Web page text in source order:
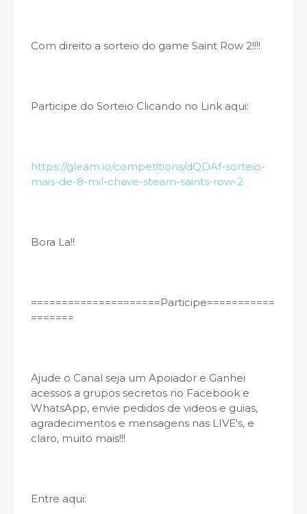
Com direito a sorteio do game Saint Row 2!!!!
Participe do Sorteio Clicando no Link aqui:
https://gleam.io/competitions/dQDAf-sorteio-
mais-de-8-mil-chave-steam-saints-row-2
Bora La!!
=====================Participe===========
=======­
Ajude o Canal seja um Apoiador e Ganhei
acessos a grupos secretos no Facebook e
WhatsApp, envie pedidos de videos e guias,
agradecimentos e mensagens nas LIVE's, e
claro, muito mais!!!
Entre aqui: